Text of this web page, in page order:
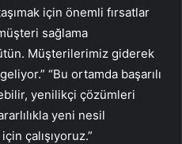
için önemli fırsatlar
sağlama
Müşterilerimiz giderek
“Bu ortamda başarılı
yenilikçi çözümleri
yeni nesil
çalışıyoruz.”